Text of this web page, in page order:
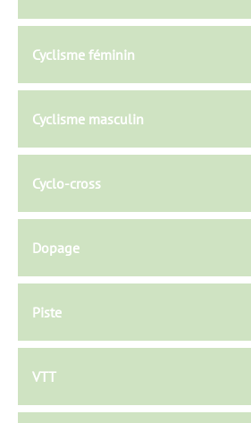
Cyclisme féminin
Cyclisme masculin
Cyclo-cross
Dopage
Piste
VTT